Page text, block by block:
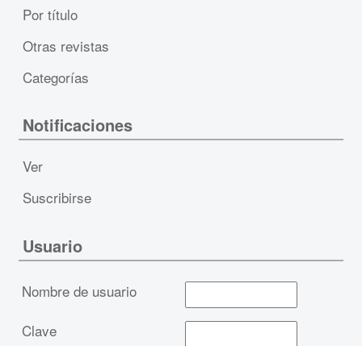
Por título
Otras revistas
Categorías
Notificaciones
Ver
Suscribirse
Usuario
Nombre de usuario
Clave